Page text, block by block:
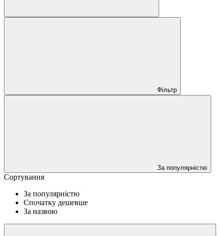
Фільтр
За популярністю
Сортування
За популярністю
Спочатку дешевше
За назвою